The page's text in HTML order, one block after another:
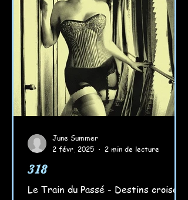
318
Le Train du Passé - Destins croisés
June Summer
2 févr. 2025
2 min de lecture